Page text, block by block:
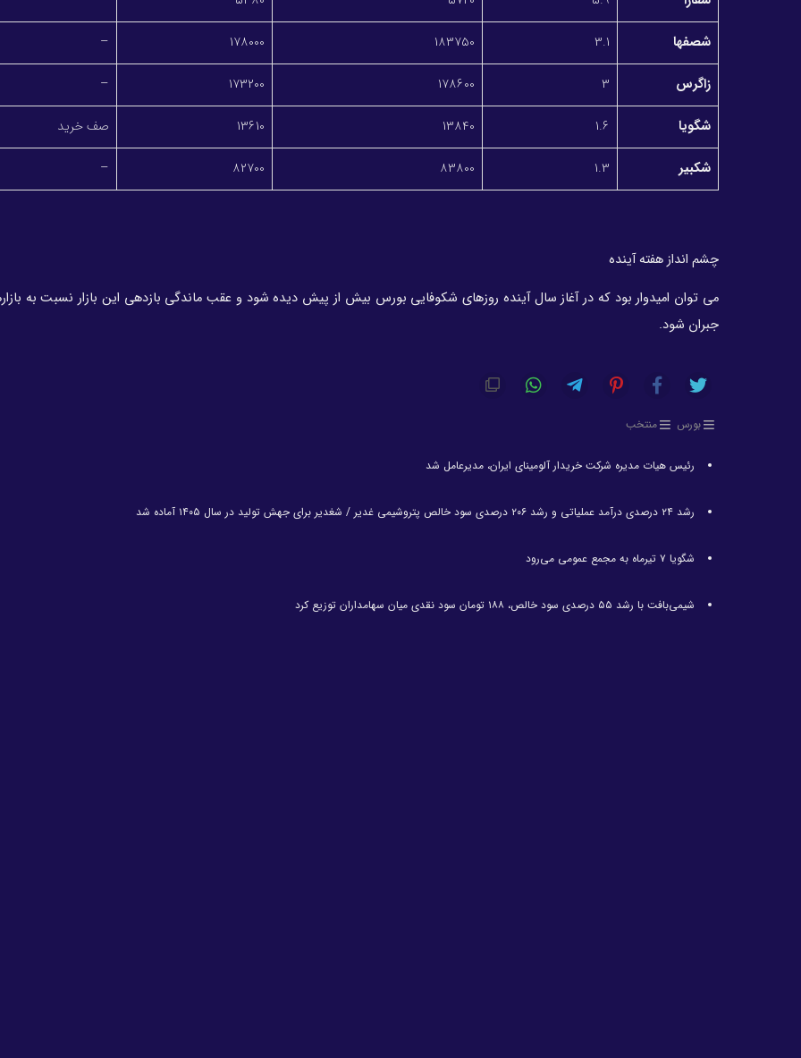
شصفها 3.1
183750
178000
–
زاگرس 3
178600
173200
–
شگویا 1.6
13840
13610 صف خرید
شکبیر 1.3
83800
82700
–
چشم انداز هفته آینده
می توان امیدوار بود که در آغاز سال آینده روزهای شکوفایی بورس بیش از پیش دیده شود و عقب ماندگی بازدهی این بازار نسبت به
جبران شود.
بورس منتخب
رئیس هیات مدیره شرکت خریدار آلومینای ایران، مدیرعامل شد
رشد ۲۴ درصدی درآمد عملیاتی و رشد ۲۰۶ درصدی سود خالص پتروشیمی غدیر / شغدیر برای جهش تولید در سال ۱۴۰۵ آماده شد
شگویا ۷ تیرماه به مجمع عمومی می‌رود
شیمی‌بافت با رشد ۵۵ درصدی سود خالص، ۱۸۸ تومان سود نقدی میان سهامداران توزیع کرد